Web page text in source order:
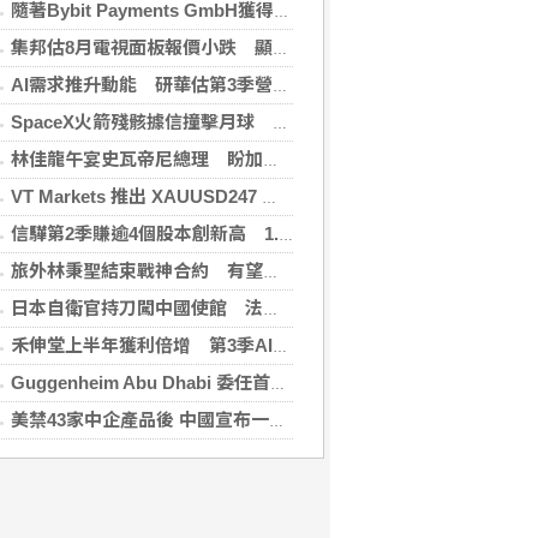
隨著Bybit Payments GmbH獲得電子貨幣機構牌照，Bybit.eu進一步拓展其在歐洲的業務布局
集邦估8月電視面板報價小跌 顯示器及NB面板持平
AI需求推升動能 研華估第3季營收雙增、毛利率持穩
SpaceX火箭殘骸據信撞擊月球 無即時畫面暫難確認
林佳龍午宴史瓦帝尼總理 盼加強各領域雙邊合作
VT Markets 推出 XAUUSD247 重新定義黃金交易時間
信驊第2季賺逾4個股本創新高 1.87億元參與M31私募
旅外林秉聖結束戰神合約 有望加盟PLG洋基工程
日本自衛官持刀闖中國使館 法庭上稱促中國改變外交
禾伸堂上半年獲利倍增 第3季AI用MLCC需求看旺
Guggenheim Abu Dhabi 委任首任館長
美禁43家中企產品後 中國宣布一連串反制措施